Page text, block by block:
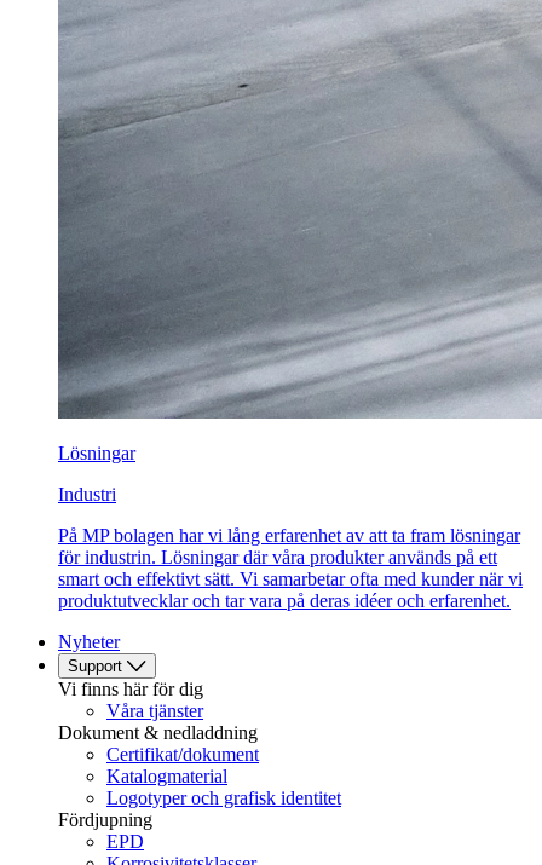
Lösningar
Industri
På MP bolagen har vi lång erfarenhet av att ta fram lösningar
för industrin. Lösningar där våra produkter används på ett
smart och effektivt sätt. Vi samarbetar ofta med kunder när vi
produktutvecklar och tar vara på deras idéer och erfarenhet.
Nyheter
Support
Vi finns här för dig
Våra tjänster
Dokument & nedladdning
Certifikat/dokument
Katalogmaterial
Logotyper och grafisk identitet
Fördjupning
EPD